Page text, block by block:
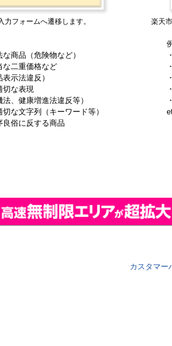
入力フォームへ遷移します。
な商品（危険物など）
な二重価格など
表示法違反）
切な表現
法、健康増進法違反等）
切な文字列（キーワード等）
良俗に反する商品
楽天
例
カスタマー